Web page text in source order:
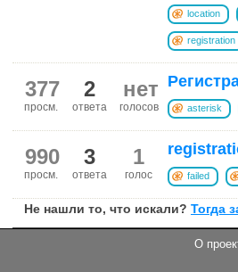
location
registration
нет
голосов
2
ответа
377
просм. asterisk
1
голос
3
ответа
990
просм. failed
Не нашли то, что искали? Тогда
О